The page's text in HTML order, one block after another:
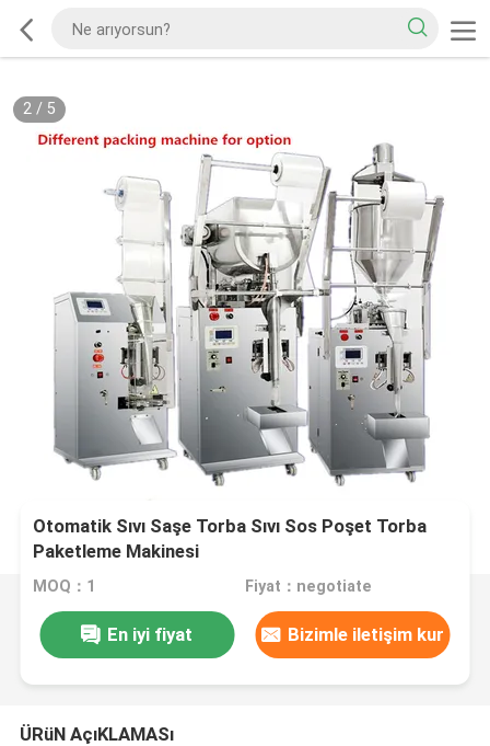
2/ 5
Otomatik Sıvı Saşe Torba Sıvı Sos Poşet Torba
Paketleme Makinesi
MOQ：1 Fiyat：negotiate
En iyi fiyat Bizimle iletişim kur
ÜRüN AçıKLAMASı